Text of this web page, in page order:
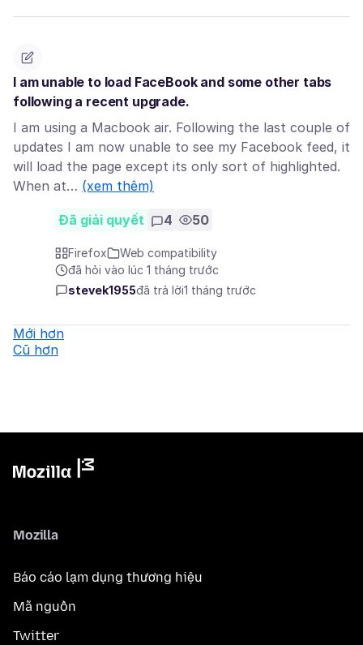
I am unable to load FaceBook and some other tabs
following a recent upgrade.
I am using a Macbook air. Following the last couple of
updates I am now unable to see my Facebook feed, it
will load the page except its only sort of highlighted.
When at… (xem thêm)
Đã giải quyết 4 50
Firefox
Web compatibility
đã hỏi vào lúc 1 tháng trước
stevek1955đã trả lời1 tháng trước
Mới hơn
Cũ hơn
Mozilla
Báo cáo lạm dụng thương hiệu
Mã nguồn
Twitter